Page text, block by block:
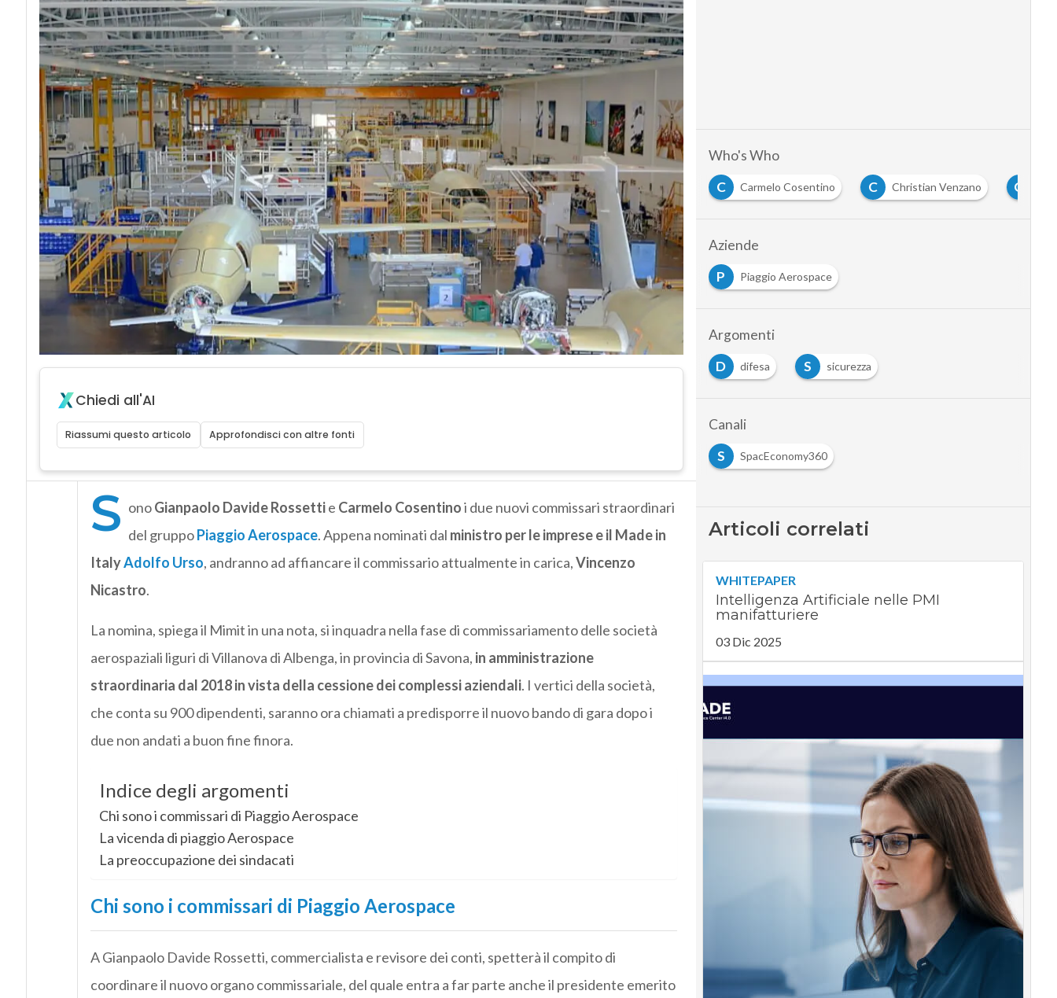
Chiedi all'AI
Riassumi questo articolo Approfondisci con altre fonti
S onoGianpaolo Davide Rossettie Carmelo Cosentinoi due nuovi commissari straordinari
del gruppoPiaggio Aerospace. Appena nominati dal ministro per le imprese e il Made in
ItalyAdolfo Urso, andranno ad affiancare il commissario attualmente in carica,Vincenzo
Nicastro.
La nomina, spiega il Mimit in una nota, si inquadra nella fase di commissariamento delle società
aerospaziali liguri di Villanova di Albenga, in provincia di Savona, in amministrazione
straordinaria dal 2018 in vista della cessione dei complessi aziendali. I vertici della società,
che conta su 900 dipendenti, saranno ora chiamati a predisporre il nuovo bando di gara dopo i
due non andati a buon fine finora.
Indice degli argomenti
Chi sono i commissari di Piaggio Aerospace
La vicenda di piaggio Aerospace
La preoccupazione dei sindacati
Chi sono i commissari di Piaggio Aerospace
A Gianpaolo Davide Rossetti, commercialista e revisore dei conti, spetterà il compito di
coordinare il nuovo organo commissariale, del quale entra a far parte anche il presidente emerito
Who's Who
adolfo urso C Carmelo Cosentino C Christian Venzano G
Aziende
P
Piaggio Aerospace
Argomenti
D
difesa S sicurezza
Canali
S
SpacEconomy360
Articoli correlati
WHITEPAPER
Intelligenza Artificiale nelle PMI
manifatturiere
03 Dic 2025